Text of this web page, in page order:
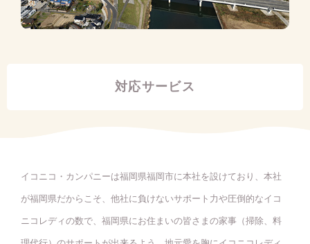
対応サービス
イコニコ・カンパニーは福岡県福岡市に本社を設けており、本社
が福岡県だからこそ、他社に負けないサポート力や圧倒的なイコ
ニコレディの数で、福岡県にお住まいの皆さまの家事（掃除、料